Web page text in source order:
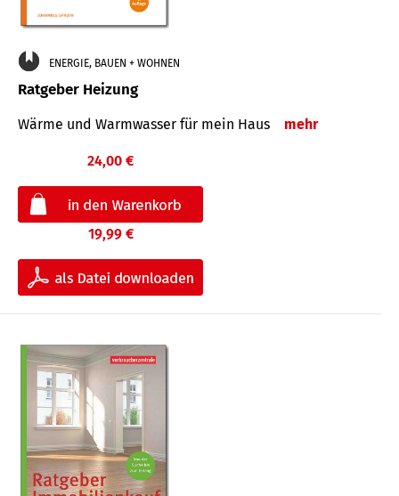
ENERGIE, BAUEN + WOHNEN
Ratgeber Heizung
Wärme und Warmwasser für mein Haus mehr
24,00 €
19,99 €